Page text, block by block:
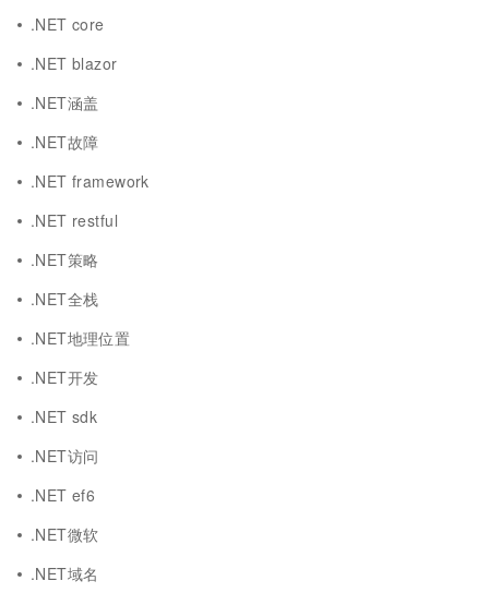
.NET core
.NET blazor
.NET涵盖
.NET故障
.NET framework
.NET restful
.NET策略
.NET全栈
.NET地理位置
.NET开发
.NET sdk
.NET访问
.NET ef6
.NET微软
.NET域名